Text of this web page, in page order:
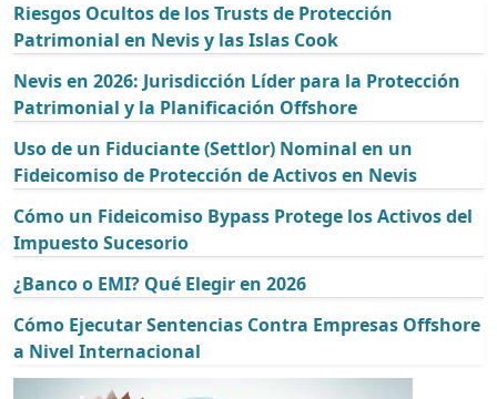
Riesgos Ocultos de los Trusts de Protección
Patrimonial en Nevis y las Islas Cook
Nevis en 2026: Jurisdicción Líder para la Protección
Patrimonial y la Planificación Offshore
Uso de un Fiduciante (Settlor) Nominal en un
Fideicomiso de Protección de Activos en Nevis
Cómo un Fideicomiso Bypass Protege los Activos del
Impuesto Sucesorio
¿Banco o EMI? Qué Elegir en 2026
Cómo Ejecutar Sentencias Contra Empresas Offshore
a Nivel Internacional